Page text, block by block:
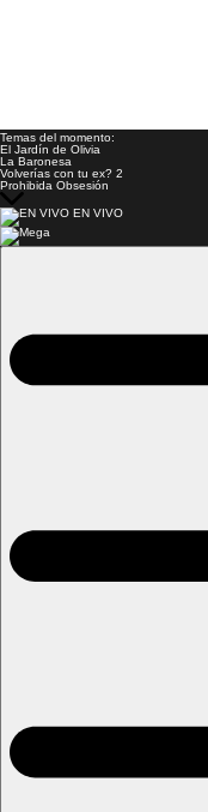
Temas del momento:
El Jardín de Olivia
La Baronesa
Volverías con tu ex? 2
Prohibida Obsesión
EN VIVO